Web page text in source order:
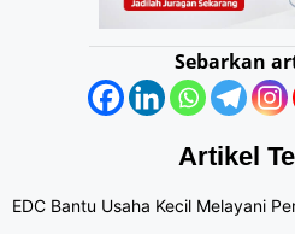
Sebarkan
Artikel
EDC Bantu Usaha Kecil Melayani